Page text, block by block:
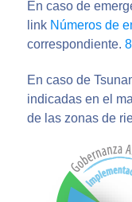
En caso de
link Números de
correspondiente.
En caso de
indicadas en el
de las zonas de